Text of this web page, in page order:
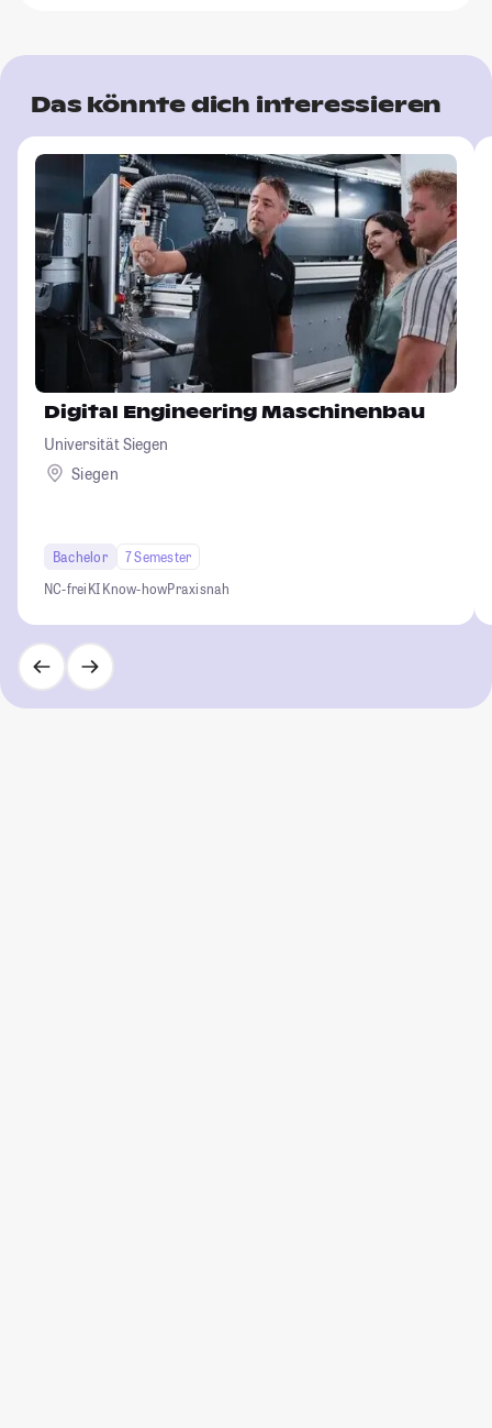
Das könnte dich interessieren
Digital Engineering Maschinenbau
Universität Siegen
Siegen
Bachelor
7 Semester
NC-freiKI Know-howPraxisnah